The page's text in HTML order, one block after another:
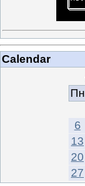
Calendar
Пн
6
13
20
27